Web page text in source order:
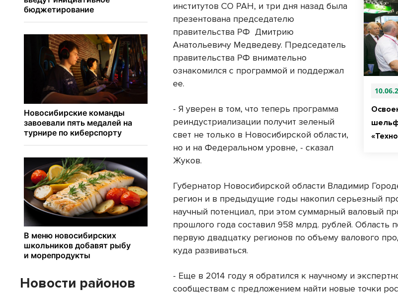
институтов СО РАН, и три дня назад была
презентована председателю
правительства РФ Дмитрию
Анатольевичу Медведеву. Председатель
правительства РФ внимательно
ознакомился с программой и поддержал
ее.
- Я уверен в том, что теперь программа
реиндустриализации получит зеленый
свет не только в Новосибирской области,
но и на Федеральном уровне, - сказал
Жуков.
Губернатор Новосибирской области Владимир
регион и в предыдущие годы накопил серьезный
научный потенциал, при этом суммарный валовый
прошлого года составил 958 млрд. рублей. Область
первую двадцатку регионов по объему валового
куда развиваться.
- Еще в 2014 году я обратился к научному и
сообществам с предложением найти новые точки
Новости районов